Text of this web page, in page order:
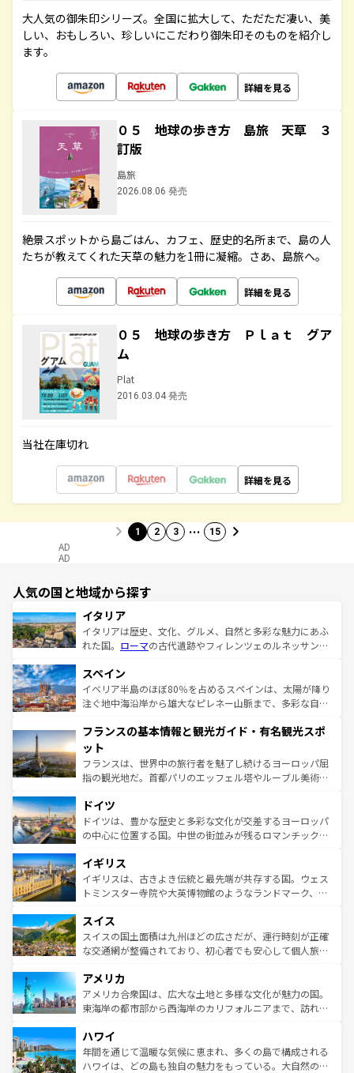
大人気の御朱印シリーズ。全国に拡大して、ただただ凄い、美
しい、おもしろい、珍しいにこだわり御朱印そのものを紹介し
ます。
詳細を見る
０５ 地球の歩き方 島旅 天草 ３
訂版
島旅
2026.08.06 発売
絶景スポットから島ごはん、カフェ、歴史的名所まで、島の人
たちが教えてくれた天草の魅力を1冊に凝縮。さあ、島旅へ。
詳細を見る
０５ 地球の歩き方 Ｐｌａｔ グア
ム
Plat
2016.03.04 発売
当社在庫切れ
詳細を見る
1 2 3 … 15
AD
AD
人気の国と地域から探す
イタリア
イタリアは歴史、文化、グルメ、自然と多彩な魅力にあふ
れた国。 ローマの古代遺跡やフィレンツェのルネッサンス
ろん、トスカーナの美しい田園風景やアマルフィ海岸の絶
景など、自然景観も見逃せない。観光の合間には、本場の
ピザやパスタなど、絶品のイタリア料理を堪能することも
ませてくれるイタリアで、忘れられない旅をしてみよう！
なお、新着のイタリア情報は
しい。
スペイン
イベリア半島のほぼ80％を占めるスペインは、太陽が降り
注ぐ地中海沿岸から雄大なピレネー山脈まで、多彩な自然
文化が根付くこの国では、情熱的なフラメンコ、熱気あふ
れる闘牛、そして美味しいタパスが生活の一部となってい
る。首都マドリードの洗練された雰囲気や、バルセロナの
アートに溢れた街角から、地方では古代ローマ遺跡や中世
せる。地方によって風土や気候が異なるスペインはその個
性で訪れる人を魅了する。 なお、新着のスペイン情報は コ
ンテンツ一覧を参照してほしい。
フランスの基本情報と観光ガイド・有名観光スポ
ット
フランスは、世界中の旅行者を魅了し続けるヨーロッパ屈
指の観光地だ。首都パリのエッフェル塔やルーブル美術館
で、幅広い魅力が詰まっている。華麗な宮殿、歴史的な大
聖堂、美しいビーチ、そして豊かな自然が、訪れる者を心
から魅了する。また、フランスは美食の国としても知ら
いる。シャンパンの発祥地であるランス、プロヴァンスの
香り高いラベンダー畑など、多彩な楽しみ方が可能だ。さ
らに、パリ以外の地域にも魅力が溢れており、どの街角に
れる地方に足を運ぶとそれぞれで全く異なる文化を体験で
きるだろう。 なお、新着のフランス情報はコンテンツ一覧
を参照してほしい。
ドイツ
ドイツは、豊かな歴史と多彩な文化が交差するヨーロッパ
の中心に位置する国。中世の街並みが残るロマンチック街
顔を持つこの国は、どこを歩いても飽きることがない。ベ
ルリンの文化的活気、バイエルン州のアルプスの絶景、そ
してライン川沿いのワイン畑といった風景は必見。ビール
は、お酒好きな人にはぜひ体験してほしい。 なお、新着の
ドイツ情報はコンテンツ一覧を参照してほしい。
イギリス
イギリスは、古きよき伝統と最先端が共存する国。ウェス
トミンスター寺院や大英博物館のようなランドマーク、歴
リアごとに異なる魅力がある。また、優雅なアフタヌーン
ティー、ビール好きにはたまらない英国パブ、サッカー観
戦など、本場だからこそできる体験も豊富。イギリスを旅
ンツ一覧を参照してほしい。
スイス
スイスの国土面積は九州ほどの広さだが、運行時刻が正確
な交通網が整備されており、初心者でも安心して個人旅行
の建物がそのまま残る町や、スイスならではのユニークな
博物館もあり、アルプス観光だけでなく町歩きも満喫する
ことができる。国民の所得が高いため物価も高いが、旅行
ば市内交通費無料で観光を楽しむこともできる。 なお、新
着のスイス情報はコンテンツ一覧 を参照してほしい。
アメリカ
アメリカ合衆国は、広大な土地と多様な文化が魅力の国。
東海岸の都市部から西海岸のカリフォルニアまで、訪れる
のような巨大都市は、観光、ショッピング、エンターテイ
ンメントが詰まった刺激的なスポットだ。一方、アメリカ
西部には大自然が広がり、グランドキャニオンやイエロー
ハワイ
年間を通じて温暖な気候に恵まれ、多くの島で構成される
ハワイは、どの島も独自の魅力をもっている。大自然の神